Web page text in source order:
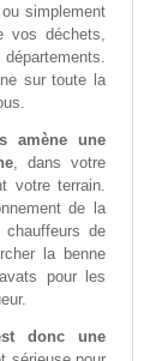
simplement
vos déchets,
sur toute la
amène une
, dans votre
votre terrain.
de la
de
la benne
pour les
donc une